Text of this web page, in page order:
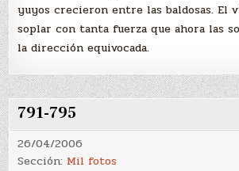
yuyos crecieron entre las baldosas. El
soplar con tanta fuerza que ahora las
la dirección equivocada.
791-795
26/04/2006
Sección: Mil fotos